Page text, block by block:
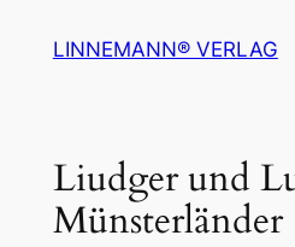
InhaltLINNEMANN® VERLAG
Liudger und
Münsterländer